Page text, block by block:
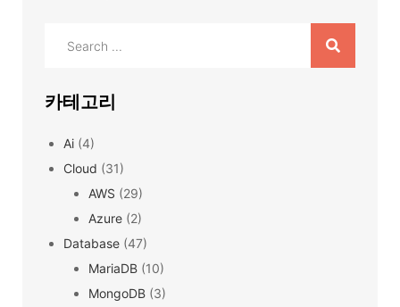
카테고리
Ai (4)
Cloud (31)
AWS (29)
Azure (2)
Database (47)
MariaDB (10)
MongoDB (3)